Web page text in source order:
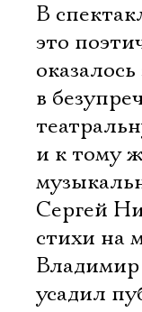
В
это
в
и к тому
Сергей
стихи на
усадил